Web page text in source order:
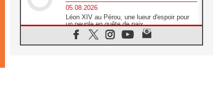
05.08.2026
Léon XIV au Pérou, une lueur d'espoir pour
un peuple en quête de paix
05.08.2026
SCEAM: L'Église en Afrique vers